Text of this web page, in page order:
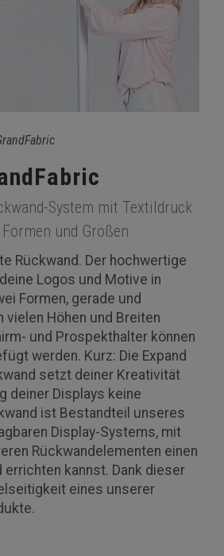
System mit Textildruck
und Größen
Rückwand. Der hochwertige
Logos und Motive in
Formen, gerade und
vielen Höhen und Breiten
und Prospekthalter können
werden. Kurz: Die Expand
setzt deiner Kreativität
deiner Displays keine
ist Bestandteil unseres
Display-Systems, mit
Rückwandelementen einen
errichten kannst. Dank dieser
eines unserer